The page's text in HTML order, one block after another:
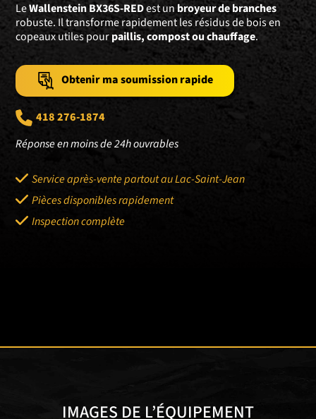
LeWallenstein BX36S-REDest unbroyeur de branches
robuste. Il transforme rapidement les résidus de bois en
copeaux utiles pourpaillis, compost ou chauffage.
Obtenir ma soumission rapide
418 276-1874
Réponse en moins de 24h ouvrables
Service après-vente partout au Lac-Saint-Jean
Pièces disponibles rapidement
Inspection complète
IMAGES DE L’ÉQUIPEMENT